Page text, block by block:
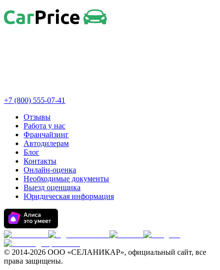
+7 (800) 555-07-41
Отзывы
Работа у нас
Франчайзинг
Автодилерам
Блог
Контакты
Онлайн-оценка
Необходимые документы
Выезд оценщика
Юридическая информация
© 2014-2026 ООО «СЕЛАНИКАР», официальный сайт, все
права защищены.